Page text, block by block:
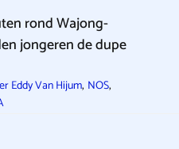
rond Wajong-
jongeren de dupe
Eddy Van Hijum, NOS,